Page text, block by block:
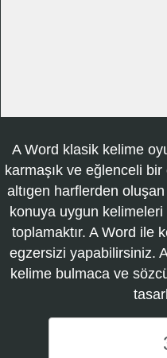
A Word klasik kelime
karmaşık ve eğlenceli
altıgen harflerden
konuya uygun
toplamaktır. A Word ile
egzersizi yapabilirsiniz.
kelime bulmaca ve